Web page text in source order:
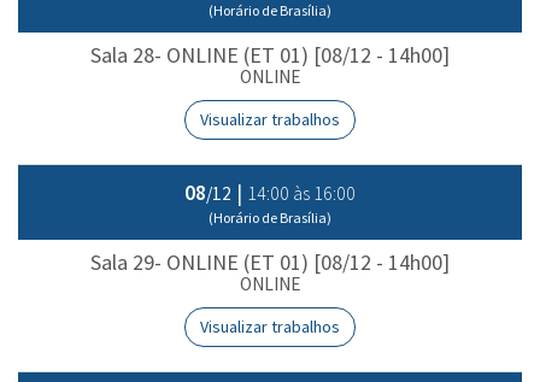
(Horário de Brasília)
Sala 28- ONLINE (ET 01) [08/12 - 14h00]
ONLINE
Visualizar trabalhos
08/12 | 14:00 às 16:00
(Horário de Brasília)
Sala 29- ONLINE (ET 01) [08/12 - 14h00]
ONLINE
Visualizar trabalhos